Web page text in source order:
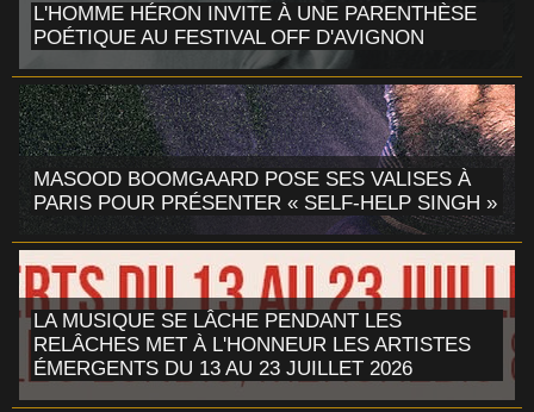
L'HOMME HÉRON INVITE À UNE PARENTHÈSE
POÉTIQUE AU FESTIVAL OFF D'AVIGNON
MASOOD BOOMGAARD POSE SES VALISES À
PARIS POUR PRÉSENTER « SELF-HELP SINGH »
LA MUSIQUE SE LÂCHE PENDANT LES
RELÂCHES MET À L'HONNEUR LES ARTISTES
ÉMERGENTS DU 13 AU 23 JUILLET 2026